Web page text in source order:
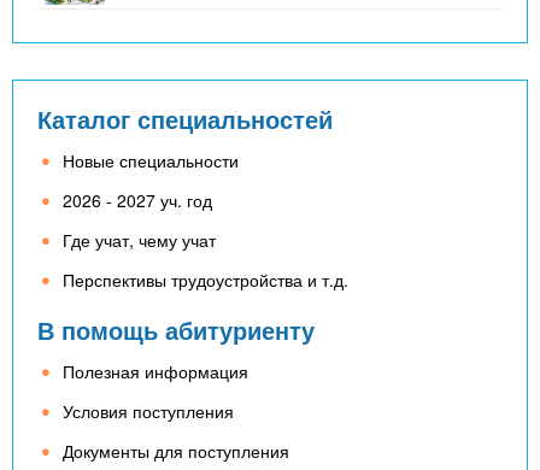
Каталог специальностей
Новые специальности
2026 - 2027 уч. год
Где учат, чему учат
Перспективы трудоустройства и т.д.
В помощь абитуриенту
Полезная информация
Условия поступления
Документы для поступления